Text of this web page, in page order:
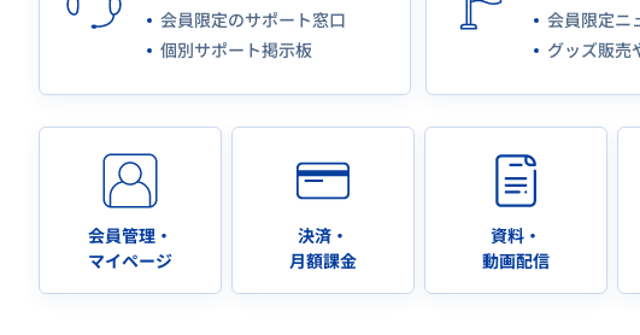
会員限定のサポート窓口
個別サポート掲示板
会員限定ニ
グッズ販売
会員管理・
マイページ
決済・
月額課金
資料・
動画配信